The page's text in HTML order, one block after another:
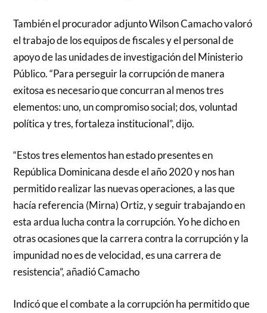
También el procurador adjunto Wilson Camacho valoró
el trabajo de los equipos de fiscales y el personal de
apoyo de las unidades de investigación del Ministerio
Público. “Para perseguir la corrupción de manera
exitosa es necesario que concurran al menos tres
elementos: uno, un compromiso social; dos, voluntad
política y tres, fortaleza institucional”, dijo.
“Estos tres elementos han estado presentes en
República Dominicana desde el año 2020 y nos han
permitido realizar las nuevas operaciones, a las que
hacía referencia (Mirna) Ortiz, y seguir trabajando en
esta ardua lucha contra la corrupción. Yo he dicho en
otras ocasiones que la carrera contra la corrupción y la
impunidad no es de velocidad, es una carrera de
resistencia”, añadió Camacho
Indicó que el combate a la corrupción ha permitido que